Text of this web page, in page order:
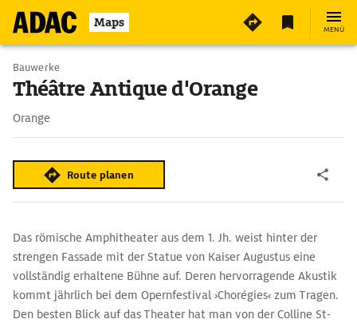
Maps MENÜ
Bauwerke
Théâtre Antique d'Orange
Orange
Route planen
Das römische Amphitheater aus dem 1. Jh. weist hinter der
strengen Fassade mit der Statue von Kaiser Augustus eine
vollständig erhaltene Bühne auf. Deren hervorragende Akustik
kommt jährlich bei dem Opernfestival ›Chorégies‹ zum Tragen.
Den besten Blick auf das Theater hat man von der Colline St-